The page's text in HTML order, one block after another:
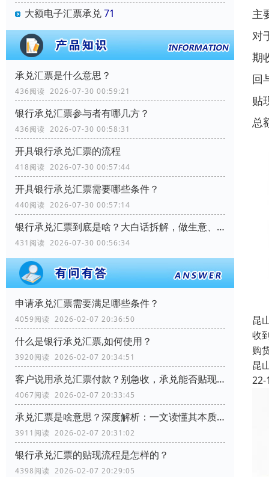
大额电子汇票承兑71
承兑汇票是什么意思？
436阅读 2026-07-30 00:59:21
银行承兑汇票参与者有哪几方？
436阅读 2026-07-30 00:58:31
开具银行承兑汇票的流程
418阅读 2026-07-30 00:57:44
开具银行承兑汇票需要哪些条件？
440阅读 2026-07-30 00:57:14
银行承兑汇票到底是啥？大白话拆解，做生意、理财都能用
431阅读 2026-07-30 00:56:34
申请承兑汇票需要满足哪些条件？
4059阅读 2026-02-07 20:36:50
什么是银行承兑汇票,如何使用？
3920阅读 2026-02-07 20:34:51
客户说用承兑汇票付款？别急收，承兑能否贴现？关键看这几个细节
4067阅读 2026-02-07 20:33:45
承兑汇票是啥意思？深度解析：一文读懂其本质、运作与优势
3911阅读 2026-02-07 20:31:02
银行承兑汇票的贴现流程是怎样的？
4398阅读 2026-02-07 20:29:05
主
对
期
回
贴
总
昆
收
购
昆
22-